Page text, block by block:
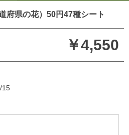
府県の花）50円47種シート
￥4,550
15